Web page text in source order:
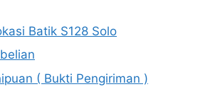
Batik S128 Solo
( Bukti Pengiriman )